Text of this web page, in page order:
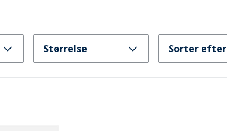
Størrelse Sorter efter